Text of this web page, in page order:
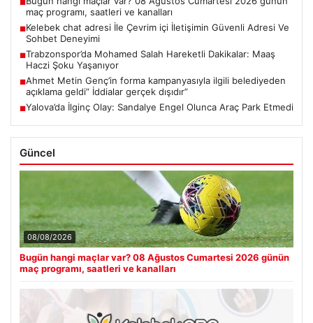
■
maç programı, saatleri ve kanalları
■Kelebek chat adresi İle Çevrim içi İletişimin Güvenli Adresi Ve
Sohbet Deneyimi
■Trabzonspor’da Mohamed Salah Hareketli Dakikalar: Maaş
Haczi Şoku Yaşanıyor
■Ahmet Metin Genç’in forma kampanyasıyla ilgili belediyeden
açıklama geldi” İddialar gerçek dışıdır”
■Yalova’da İlginç Olay: Sandalye Engel Olunca Araç Park Etmedi
Güncel
08/08/2026
Bugün hangi maçlar var? 08 Ağustos Cumartesi 2026 günün
maç programı, saatleri ve kanalları